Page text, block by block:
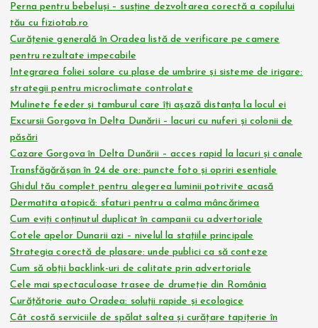
Perna pentru bebeluși – susține dezvoltarea corectă a copilului
tău cu fiziotab.ro
Curățenie generală în Oradea listă de verificare pe camere
pentru rezultate impecabile
Integrarea foliei solare cu plase de umbrire și sisteme de irigare:
strategii pentru microclimate controlate
Mulinete feeder și tamburul care îți așază distanța la locul ei
Excursii Gorgova în Delta Dunării – lacuri cu nuferi și colonii de
păsări
Cazare Gorgova în Delta Dunării – acces rapid la lacuri și canale
Transfăgărășan în 24 de ore: puncte foto și opriri esențiale
Ghidul tău complet pentru alegerea luminii potrivite acasă
Dermatita atopică: sfaturi pentru a calma mâncărimea
Cum eviți conținutul duplicat în campanii cu advertoriale
Cotele apelor Dunarii azi – nivelul la stațiile principale
Strategia corectă de plasare: unde publici ca să conteze
Cum să obții backlink-uri de calitate prin advertoriale
Cele mai spectaculoase trasee de drumeție din România
Curățătorie auto Oradea: soluții rapide și ecologice
Cât costă serviciile de spălat saltea și curățare tapițerie în